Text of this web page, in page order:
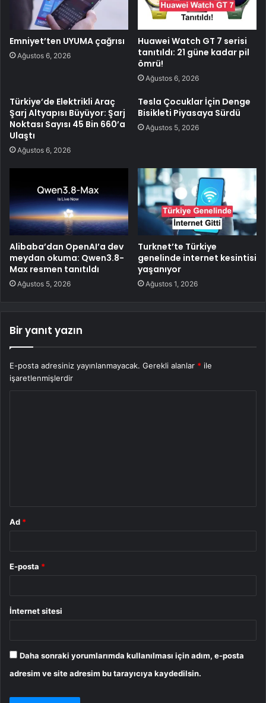
Emniyet’ten UYUMA çağrısı
Ağustos 6, 2026
Huawei Watch GT 7 serisi
tanıtıldı: 21 güne kadar pil
ömrü!
Ağustos 6, 2026
Türkiye’de Elektrikli Araç
Şarj Altyapısı Büyüyor: Şarj
Noktası Sayısı 45 Bin 660’a
Ulaştı
Ağustos 6, 2026
Tesla Çocuklar İçin Denge
Bisikleti Piyasaya Sürdü
Ağustos 5, 2026
Alibaba’dan OpenAI’a dev
meydan okuma: Qwen3.8-
Max resmen tanıtıldı
Ağustos 5, 2026
Turknet’te Türkiye
genelinde internet kesintisi
yaşanıyor
Ağustos 1, 2026
Bir yanıt yazın
E-posta adresiniz yayınlanmayacak. Gerekli alanlar * ile
işaretlenmişlerdir
Ad *
E-posta *
İnternet sitesi
Daha sonraki yorumlarımda kullanılması için adım, e-posta
adresim ve site adresim bu tarayıcıya kaydedilsin.